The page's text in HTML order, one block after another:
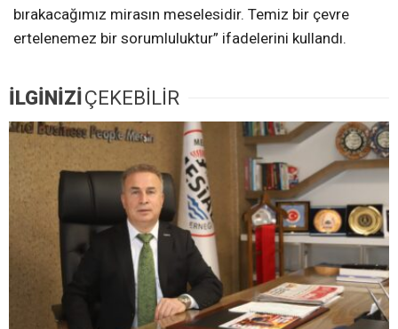
bırakacağımız mirasın meselesidir. Temiz bir çevre
ertelenemez bir sorumluluktur” ifadelerini kullandı.
İLGİNİZİÇEKEBİLİR